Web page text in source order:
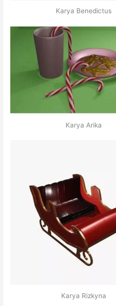
Karya Benedictus
Karya Arika
Karya Rizkyna